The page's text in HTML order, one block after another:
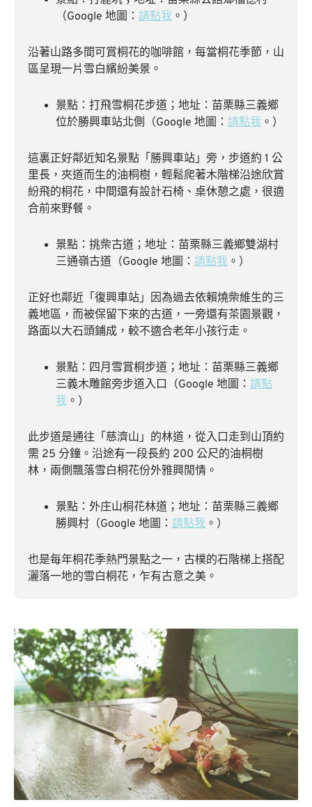
（Google 地圖： 請點我 。）
沿著山路多間可賞桐花的咖啡館，每當桐花季節，山
區呈現一片雪白繽紛美景。
景點：打飛雪桐花步道；地址：苗栗縣三義鄉
位於勝興車站北側（Google 地圖： 請點我 。）
這裏正好鄰近知名景點「勝興車站」旁，步道約 1 公
里長，夾道而生的油桐樹，輕鬆爬著木階梯沿途欣賞
紛飛的桐花，中間還有設計石椅、桌休憩之處，很適
合前來野餐。
景點：挑柴古道；地址：苗栗縣三義鄉雙湖村
三通嶺古道（Google 地圖： 請點我 。）
正好也鄰近「復興車站」因為過去依賴燒柴維生的三
義地區，而被保留下來的古道，一旁還有茶園景觀，
路面以大石頭鋪成，較不適合老年小孩行走。
景點：四月雪賞桐步道；地址：苗栗縣三義鄉
三義木雕館旁步道入口（Google 地圖： 請點
我 。）
此步道是通往「慈濟山」的林道，從入口走到山頂約
需 25 分鐘。沿途有一段長約 200 公尺的油桐樹
林，兩側飄落雪白桐花份外雅興閒情。
景點：外庄山桐花林道；地址：苗栗縣三義鄉
勝興村（Google 地圖： 請點我 。）
也是每年桐花季熱門景點之一，古樸的石階梯上搭配
灑落一地的雪白桐花，乍有古意之美。